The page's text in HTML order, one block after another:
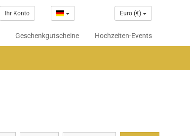
Ihr Konto Euro (€)
Geschenkgutscheine Hochzeiten-Events